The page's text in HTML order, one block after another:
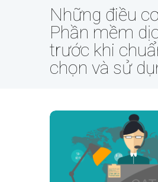
Những điều
Phần mềm
trước khi
chọn và sử